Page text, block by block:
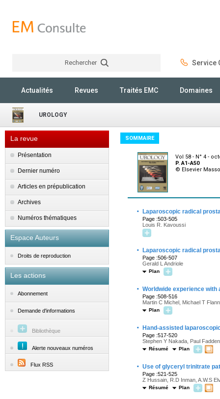
Rechercher Service
Actualités Revues Traités EMC Domaines
UROLOGY
La revue
Présentation
Dernier numéro
Articles en prépublication
Archives
Numéros thématiques
Espace Auteurs
Droits de reproduction
Les actions
Abonnement
Demande d'informations
Bibliothèque
Alerte nouveaux numéros
Flux RSS
SOMMAIRE
Vol 58 - N° 4 -
P. A1-A50
© Elsevier
· Laparoscopic radical
Page :503-505
Louis R. Kavoussi
· Laparoscopic radical
Page :506-507
Gerald L Andriole
Plan
· Worldwide experience with
Page :508-516
Martin C Michel, Michael T
Plan
· Hand-assisted
Page :517-520
Stephen Y Nakada, Paul
Résumé Plan
· Use of glyceryl trinitrate
Page :521-525
Z Hussain, R.D Inman, A.W.S
Résumé Plan